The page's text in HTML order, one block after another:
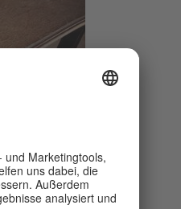
Libyen, 30.